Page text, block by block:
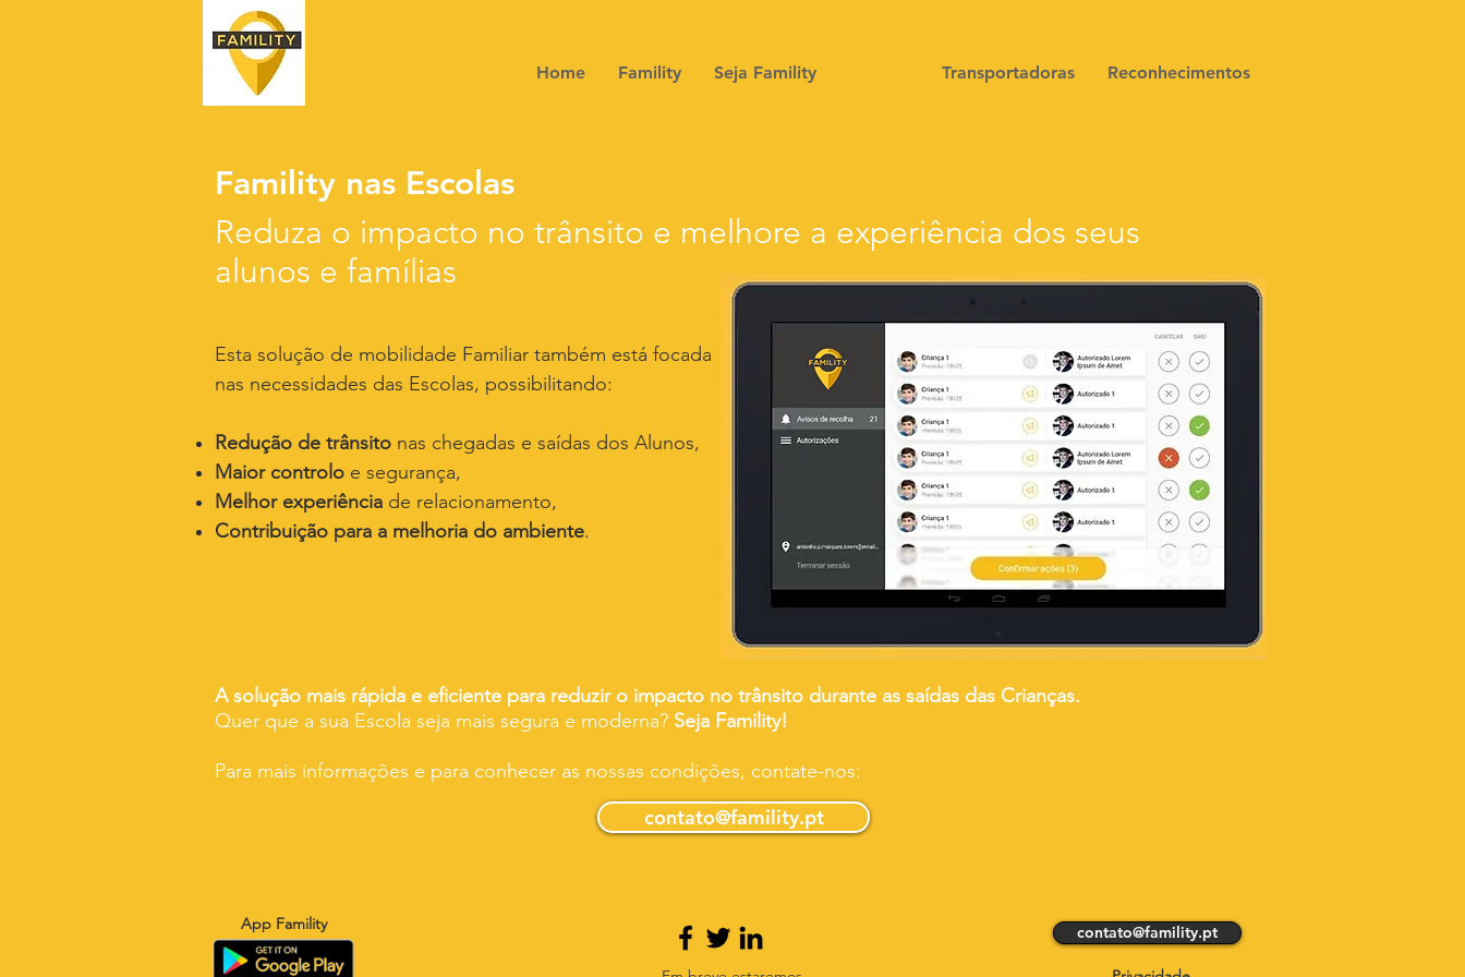
Home Famility Seja Famility Transportadoras Reconhecimentos
Famility nas Escolas
Reduza o impacto no trânsito e melhore a experiência dos seus
alunos e famílias
Esta solução de mobilidade Familiar também está focada
nas necessidades das Escolas, possibilitando:
Redução de trânsito nas chegadas e saídas dos Alunos,
Maior controlo e segurança,
Melhor experiência de relacionamento,
Contribuição para a melhoria do ambiente.
A solução mais rápida e eficiente para reduzir o impacto no trânsito durante as saídas das Crianças.
Quer que a sua Escola seja mais segura e moderna? Seja Famility!
Para mais informações e para conhecer as nossas condições, contate-nos:
contato@famility.pt
App Famility contato@famility.pt